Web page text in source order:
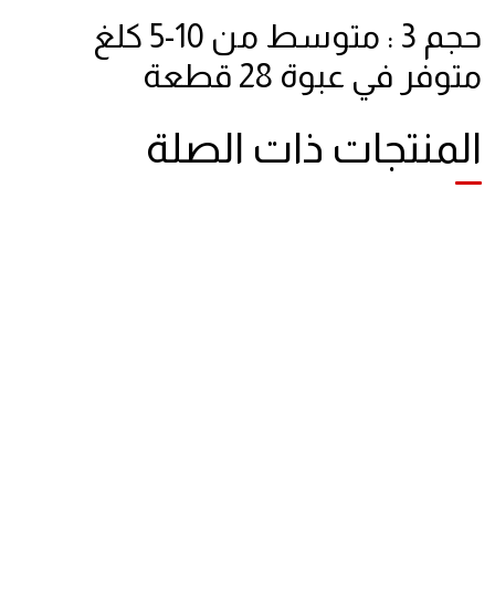
حجم 3 : متوسط من 10-5 كلغ
متوفر في عبوة 28 قطعة
المنتجات ذات الصلة